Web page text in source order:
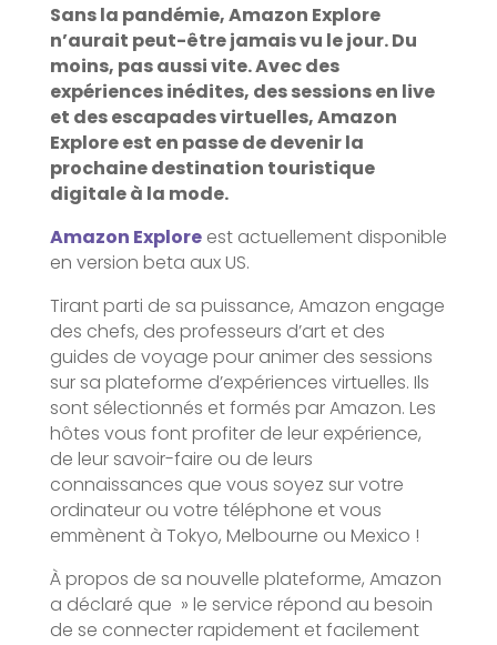
Sans la pandémie, Amazon Explore
n’aurait peut-être jamais vu le jour. Du
moins, pas aussi vite. Avec des
expériences inédites, des sessions en live
et des escapades virtuelles, Amazon
Explore est en passe de devenir la
prochaine destination touristique
digitale à la mode.
Amazon Exploreest actuellement disponible
en version beta aux US.
Tirant parti de sa puissance, Amazon engage
des chefs, des professeurs d’art et des
guides de voyage pour animer des sessions
sur sa plateforme d’expériences virtuelles. Ils
sont sélectionnés et formés par Amazon. Les
hôtes vous font profiter de leur expérience,
de leur savoir-faire ou de leurs
connaissances que vous soyez sur votre
ordinateur ou votre téléphone et vous
emmènent à Tokyo, Melbourne ou Mexico !
À propos de sa nouvelle plateforme, Amazon
a déclaré que » le service répond au besoin
de se connecter rapidement et facilement